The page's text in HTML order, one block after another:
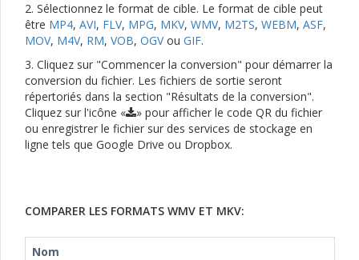
2. Sélectionnez le format de cible. Le format de cible peut
être MP4, AVI, FLV, MPG, MKV, WMV, M2TS, WEBM, ASF,
MOV, M4V, RM, VOB, OGVou GIF.
3. Cliquez sur "Commencer la conversion" pour démarrer la
conversion du fichier. Les fichiers de sortie seront
répertoriés dans la section "Résultats de la conversion".
Cliquez sur l'icône «
» pour afficher le code QR du fichier
ou enregistrer le fichier sur des services de stockage en
ligne tels que Google Drive ou Dropbox.
COMPARER LES FORMATS WMV ET MKV:
Nom